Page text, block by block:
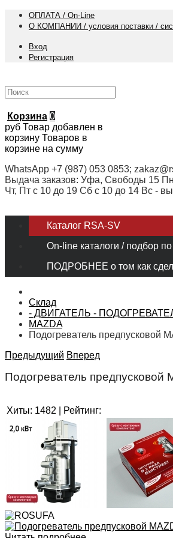
ОПЛАТА / On-Line
О КОМПАНИИ / условия поставки /
Вход
Регистрация
Корзина 0
руб Товар добавлен в
корзину Товаров в
корзине на сумму
WhatsApp +7 (987) 053 0853;
Выдача заказов: Уфа, Свободы 15
Чт, Пт с 10 до 19 Сб с 10 до 14 Вс -
Каталог RSA-SV
On-line каталоги / подбор по
ПОДРОБНЕЕ о том как
Склад
- ДВИГАТЕЛЬ -
MAZDA
Подогреватель предпусковой
Предыдущий Вперед
Подогреватель
Хиты: 1482 Рейтинг: